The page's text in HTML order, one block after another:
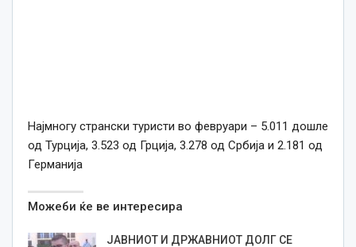
Најмногу странски туристи во февруари – 5.011 дошле
од Турција, 3.523 од Грција, 3.278 од Србија и 2.181 од
Германија
Можеби ќе ве интересира
ЈАВНИОТ И ДРЖАВНИОТ ДОЛГ СЕ